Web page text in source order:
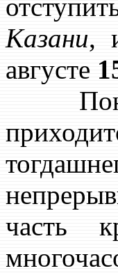
Казани,
августе
часть